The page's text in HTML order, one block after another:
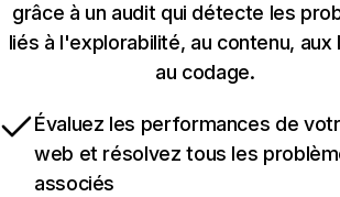
grâce à un audit qui détecte les
liés à l'explorabilité, au contenu, aux
au codage.
Évaluez les performances de
web et résolvez tous les
associés